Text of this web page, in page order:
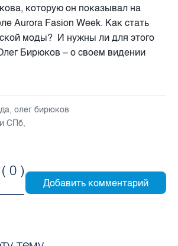
которую он показывал на
Aurora Fasion Week. Как стать
моды? И нужны ли для этого
Бирюков – о своем видении
, олег бирюков
СПб,
0 )